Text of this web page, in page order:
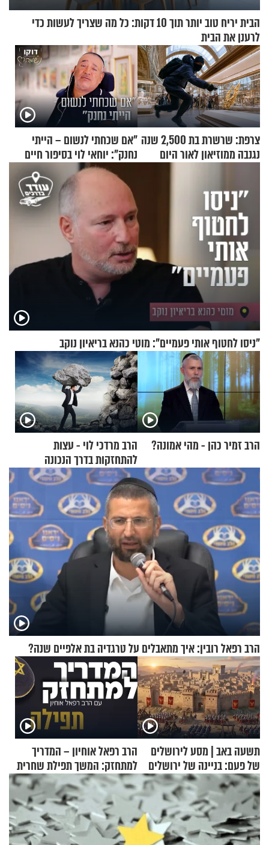
הבית יריח טוב יותר תוך 10 דקות: כל מה שצריך לעשות כדי
לרענן את הבית
צרפת: שרשרת בת 2,500 שנה
נגנבה ממוזיאון לאור היום
"אם שכחתי לנשום – הייתי
נחנק": יוחאי לוי בסיפור חיים
מעורר השראה
"ניסו לחטוף אותי פעמיים": מוטי כהנא בריאיון נוקב
הרב זמיר כהן - מהי אמונה?
הרב מרדכי לוי - עצות
להתחזקות בדרך הנכונה
הרב רפאל רובין: איך מתאבלים על טרגדיה בת אלפיים שנה?
תשעה באב | מסע לירושלים
של פעם: בניינה של ירושלים
הרב רפאל אוחיון – המדריך
למתחזק: המשך תפילת שחרית
מאשרי ועד עלינו